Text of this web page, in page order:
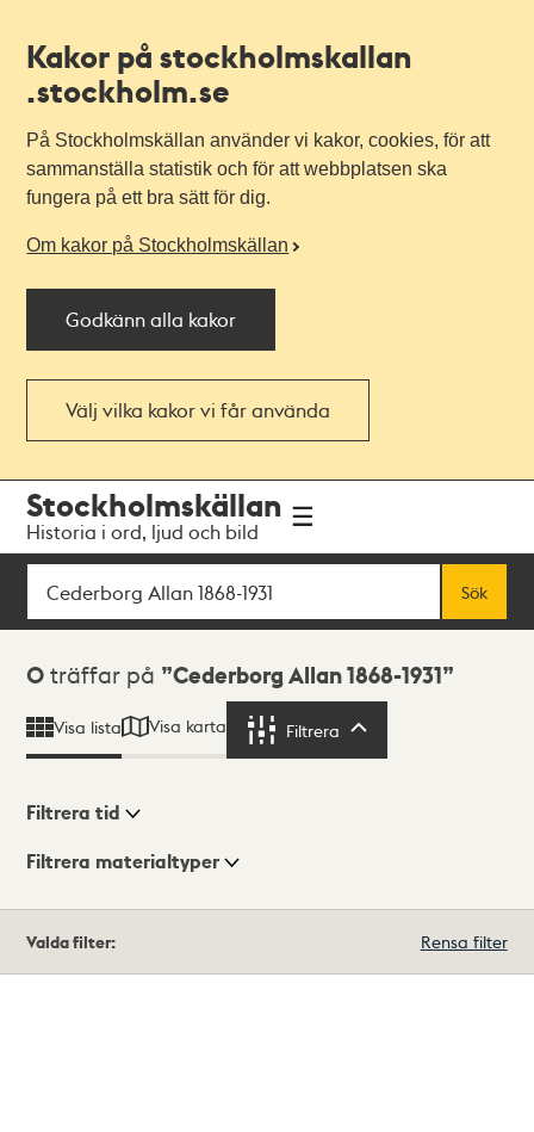
Kakor på stockholmskallan
.stockholm.se
På Stockholmskällan använder vi kakor, cookies, för att
sammanställa statistik och för att webbplatsen ska
fungera på ett bra sätt för dig.
Om kakor på Stockholmskällan
Godkänn alla kakor
Välj vilka kakor vi får använda
navigationen
huvudinnehållet
Stockholmskällan
Historia i ord, ljud och bild
Sök
Sök
Sökresultat
0 träffar på Cederborg Allan 1868-1931
Visa lista Visa karta Filtrera
Visningsläge
Filtrera tid
Filtrera materialtyper
träffar
Valda filter: Rensa filter